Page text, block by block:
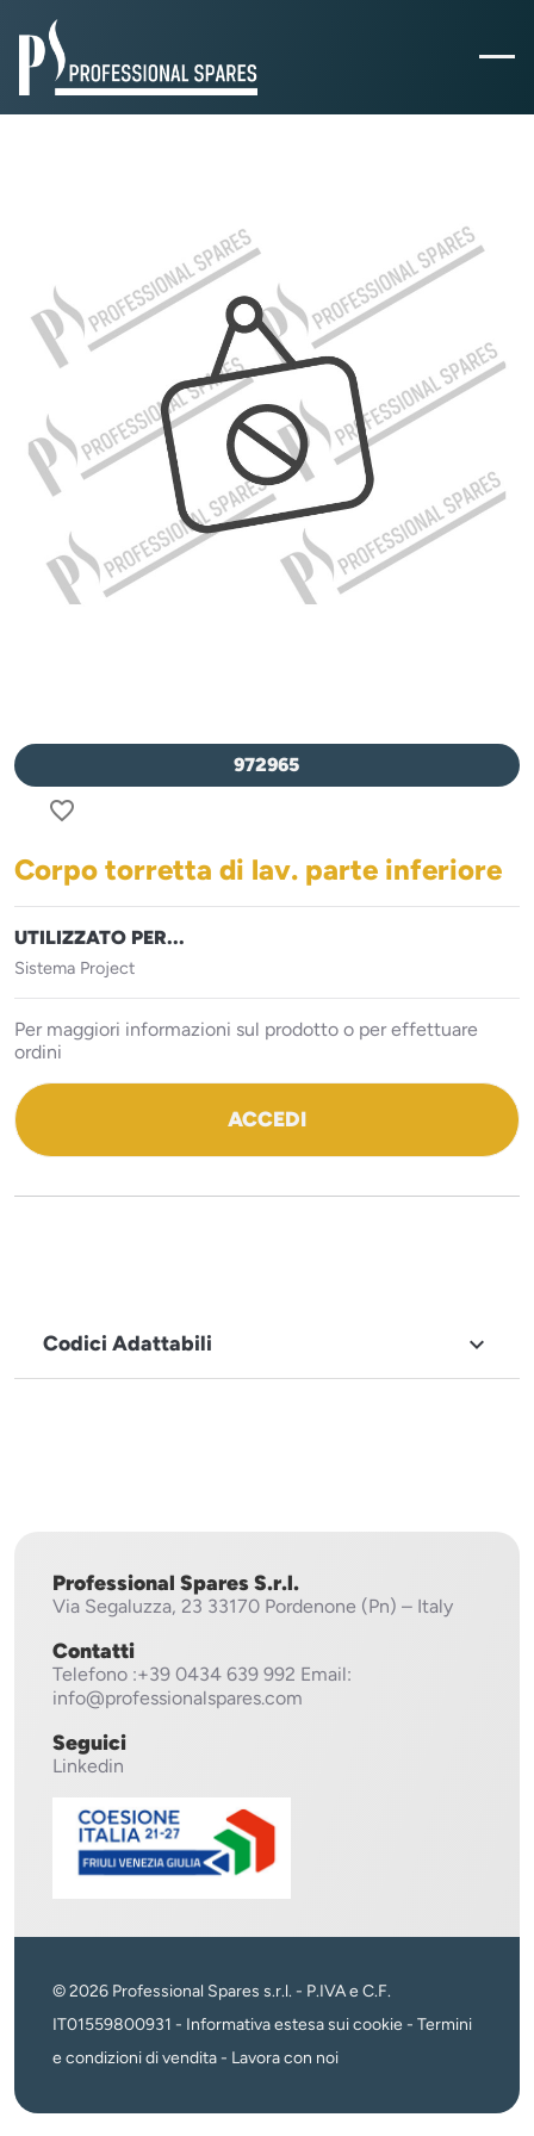
972965
favorite_border
Corpo torretta di lav. parte inferiore
UTILIZZATO PER...
Sistema Project
Per maggiori informazioni sul prodotto o per effettuare
ordini
ACCEDI
Codici Adattabili 
Professional Spares S.r.l.
Via Segaluzza, 23 33170 Pordenone (Pn) – Italy
Contatti
Telefono :+39 0434 639 992 Email:
info@professionalspares.com
Seguici
Linkedin
© 2026 Professional Spares s.r.l. - P.IVA e C.F.
IT01559800931 - Informativa estesa sui cookie - Termini
e condizioni di vendita- Lavora con noi